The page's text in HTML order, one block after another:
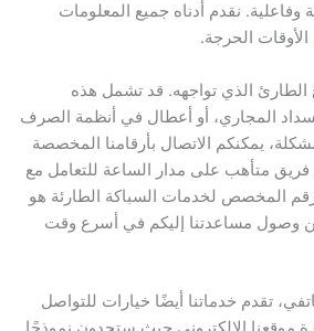
وفاعلية. نقدم أدناه جميع المعلومات
الحرجة.
الذي تواجهه. قد تشمل هذه
المجاري، أو أعطال في أنظمة الصرف
يمكنكم الاتصال بأرقامنا المخصصة
فريق متأهب على مدار الساعة للتعامل مع
المخصص لخدمات السباكة الطارئة هو
وصول مساعدتنا إليكم في أسرع وقت
تقدم خدماتنا أيضًا خيارات للتواصل